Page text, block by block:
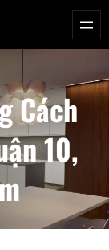
Cách
10,